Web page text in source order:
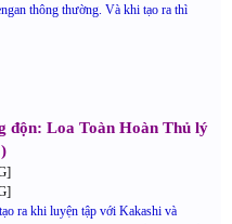
thông thường. Và khi tạo ra thì
độn: Loa Toàn Hoàn Thủ lý
ra khi luyện tập với Kakashi và